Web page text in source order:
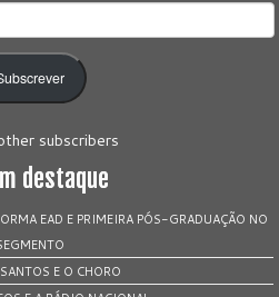
subscribers
destaque
EAD E PRIMEIRA PÓS-GRADUAÇÃO NO
E O CHORO